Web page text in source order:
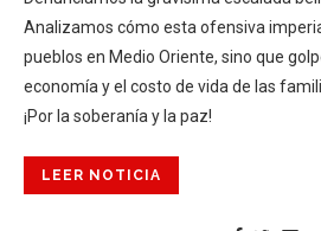
Analizamos cómo esta ofensiva
pueblos en Medio Oriente, sino que
economía y el costo de vida de las
¡Por la soberanía y la paz!
LEER NOTICIA